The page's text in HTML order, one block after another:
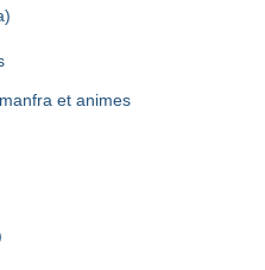
et animes